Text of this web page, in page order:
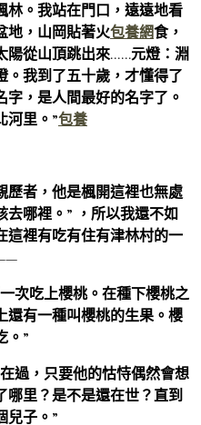
林。我站在門口，遠遠地看
地，山岡貼著火包養網食，
陽從山頂跳出來……元燈：淵
。我到了五十歲，才懂得了
，是人間最好的名字了。
河里。”包養
歷者，他是楓開這裡也無處
哪裡。” ，所以我還不如
這裡有吃有住有津林村的一
次吃上櫻桃。在種下櫻桃之
還有一種叫櫻桃的生果。櫻
。”
過，只要他的怙恃偶然會想
哪里？是不是還在世？直到
兒子。”